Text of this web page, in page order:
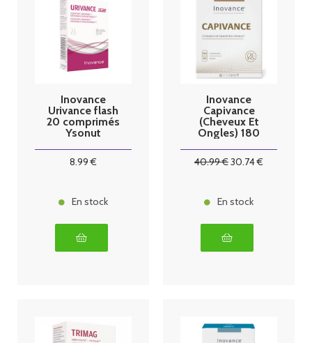
Inovance
Urivance flash
20 comprimés
Ysonut
8.99 €
En stock
Inovance
Capivance
(Cheveux Et
Ongles) 180
40.99€30.74€
En stock